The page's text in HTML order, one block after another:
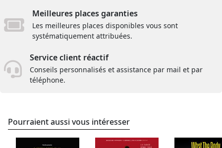
Meilleures places garanties
Les meilleures places disponibles vous sont
systématiquement attribuées.
Service client réactif
Conseils personnalisés et assistance par mail et par
téléphone.
Pourraient aussi vous intéresser